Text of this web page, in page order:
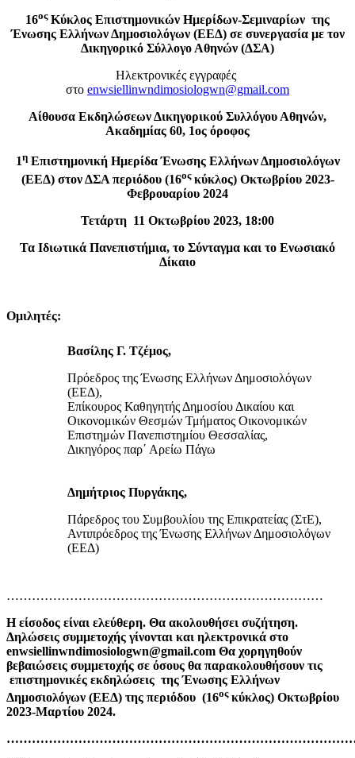
16οςΚύκλος Επιστημονικών Ημερίδων-Σεμιναρίων της
Ένωσης Ελλήνων Δημοσιολόγων (ΕΕΔ) σε συνεργασία με τον
Δικηγορικό Σύλλογο Αθηνών (ΔΣΑ)
Ηλεκτρονικές εγγραφές
στο enwsiellinwndimosiologwn@gmail.com
Αίθουσα Εκδηλώσεων Δικηγορικού Συλλόγου Αθηνών,
Ακαδημίας 60, 1ος όροφος
1ηΕπιστημονική Ημερίδα Ένωσης Ελλήνων Δημοσιολόγων
(ΕΕΔ) στον ΔΣΑ περιόδου (16οςκύκλος) Οκτωβρίου 2023-
Φεβρουαρίου 2024
Τετάρτη 11 Οκτωβρίου 2023, 18:00
Τα Ιδιωτικά Πανεπιστήμια, το Σύνταγμα και το Ενωσιακό
Δίκαιο
Ομιλητές:
Βασίλης Γ. Τζέμος,
Πρόεδρος της Ένωσης Ελλήνων Δημοσιολόγων
(ΕΕΔ),
Επίκουρος Καθηγητής Δημοσίου Δικαίου και
Οικονομικών Θεσμών Τμήματος Οικονομικών
Επιστημών Πανεπιστημίου Θεσσαλίας,
Δικηγόρος παρ΄ Αρείω Πάγω
Δημήτριος Πυργάκης,
Πάρεδρος του Συμβουλίου της Επικρατείας (ΣτΕ),
Αντιπρόεδρος της Ένωσης Ελλήνων Δημοσιολόγων
(ΕΕΔ)
…………………………………………………………………
Η είσοδος είναι ελεύθερη. Θα ακολουθήσει συζήτηση.
Δηλώσεις συμμετοχής γίνονται και ηλεκτρονικά στο
enwsiellinwndimosiologwn@gmail.com Θα χορηγηθούν
βεβαιώσεις συμμετοχής σε όσους θα παρακολουθήσουν τις
επιστημονικές εκδηλώσεις της Ένωσης Ελλήνων
Δημοσιολόγων (ΕΕΔ) της περιόδου (16οςκύκλος) Οκτωβρίου
2023-Μαρτίου 2024.